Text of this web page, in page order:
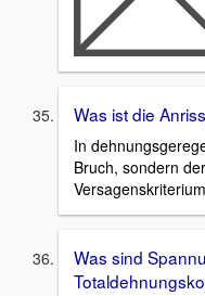
Was ist die
In
Bruch, sondern
Was sind